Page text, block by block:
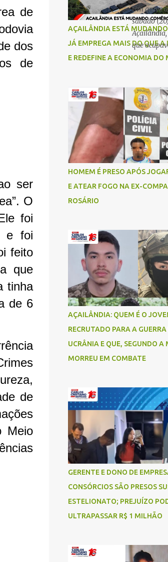
de
dos
de
ser
O
foi
e foi
feito
que
tinha
de 6
de
Meio
AÇAILÂNDIA ESTÁ
JÁ EMPREGA MAIS DO QUE A
E REDEFINE A ECONOMIA DO
HOMEM É PRESO APÓS
E ATEAR FOGO NA EX-
ROSÁRIO
AÇAILÂNDIA: QUEM É O
RECRUTADO PARA A GUERRA
UCRÂNIA E QUE, SEGUNDO A
MORREU EM COMBATE
GERENTE E DONO DE
CONSÓRCIOS SÃO PRESOS
ESTELIONATO; PREJUÍZO
ULTRAPASSAR R$ 1 MILHÃO
Ronaldo de
acionadas,
de
Federal
o tráfego e
Um grave
sábado
que
envolveu
acidente
A
socorrida
resistiu
das
moradora
como
invadido
apuradas